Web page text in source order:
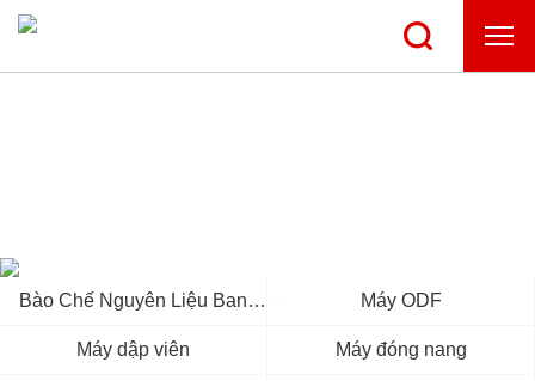
Bào Chế Nguyên Liệu Ban
Đầu
Máy ODF
Máy dập viên Máy đóng nang